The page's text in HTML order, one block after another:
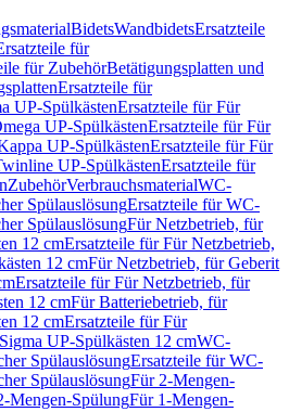
BidetsWandbidetsErsatzteile
für
für ZubehörBetätigungsplatten und
Ersatzteile für
UP-SpülkästenErsatzteile für Für
UP-SpülkästenErsatzteile für Für
UP-SpülkästenErsatzteile für Für
UP-SpülkästenErsatzteile für
ZubehörVerbrauchsmaterialWC-
SpülauslösungErsatzteile für WC-
SpülauslösungFür Netzbetrieb, für
12 cmErsatzteile für Für Netzbetrieb,
12 cmFür Netzbetrieb, für Geberit
Ersatzteile für Für Netzbetrieb, für
12 cmFür Batteriebetrieb, für
12 cmErsatzteile für Für
UP-Spülkästen 12 cmWC-
SpülauslösungErsatzteile für WC-
SpülauslösungFür 2-Mengen-
Mengen-SpülungFür 1-Mengen-